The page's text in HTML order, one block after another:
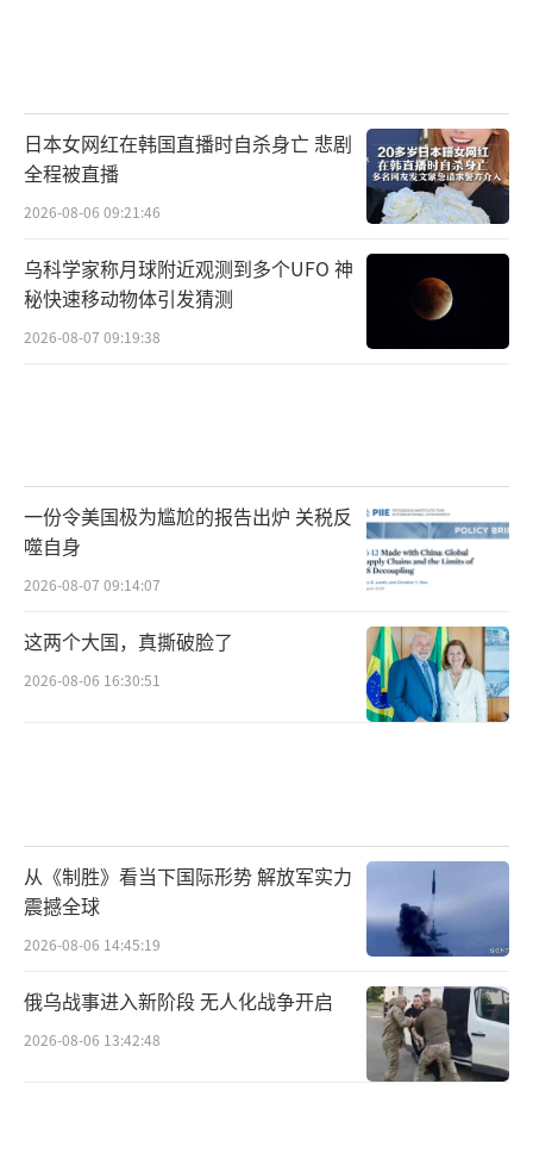
日本女网红在韩国直播时自杀身亡 悲剧
全程被直播
2026-08-06 09:21:46
乌科学家称月球附近观测到多个UFO 神
秘快速移动物体引发猜测
2026-08-07 09:19:38
一份令美国极为尴尬的报告出炉 关税反
噬自身
2026-08-07 09:14:07
这两个大国，真撕破脸了
2026-08-06 16:30:51
从《制胜》看当下国际形势 解放军实力
震撼全球
2026-08-06 14:45:19
俄乌战事进入新阶段 无人化战争开启
2026-08-06 13:42:48